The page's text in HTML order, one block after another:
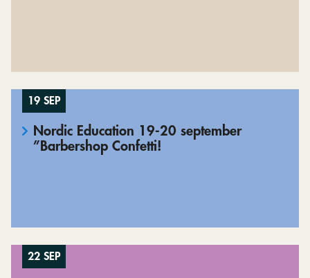
19 SEP
Nordic Education 19-20 september
”Barbershop Confetti!
22 SEP